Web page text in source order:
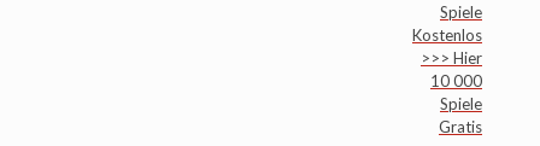
Spiele
Kostenlos
>>> Hier
10 000
Spiele
Gratis